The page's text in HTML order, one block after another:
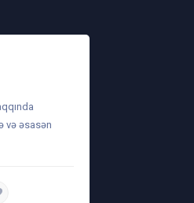
və əsasən